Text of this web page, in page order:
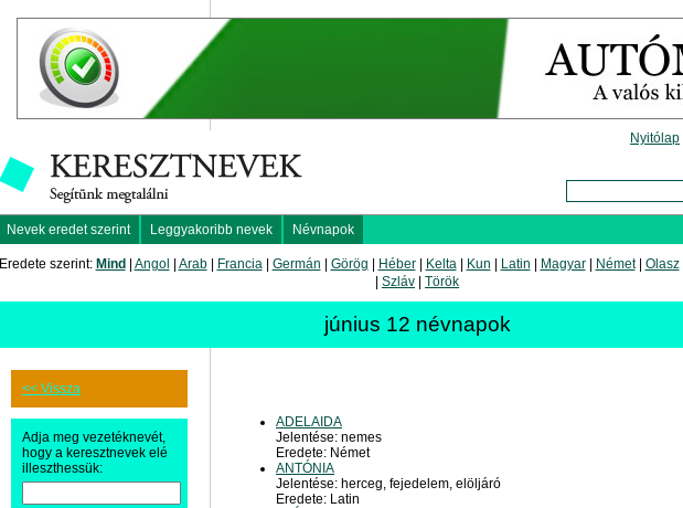
Nyitólap
Nevek eredet szerint Leggyakoribb nevek Névnapok
Eredete szerint: Mind Angol Arab| Francia| Germán Görög Héber| Kelta| Kun Latin Magyar| Német| Olasz|
Szláv Török
június 12 névnapok
<< Vissza
Adja meg vezetéknevét,
hogy a keresztnevek elé
illeszthessük:
ADELAIDA
Jelentése: nemes
Eredete: Német
ANTÓNIA
Jelentése: herceg, fejedelem, elöljáró
Eredete: Latin